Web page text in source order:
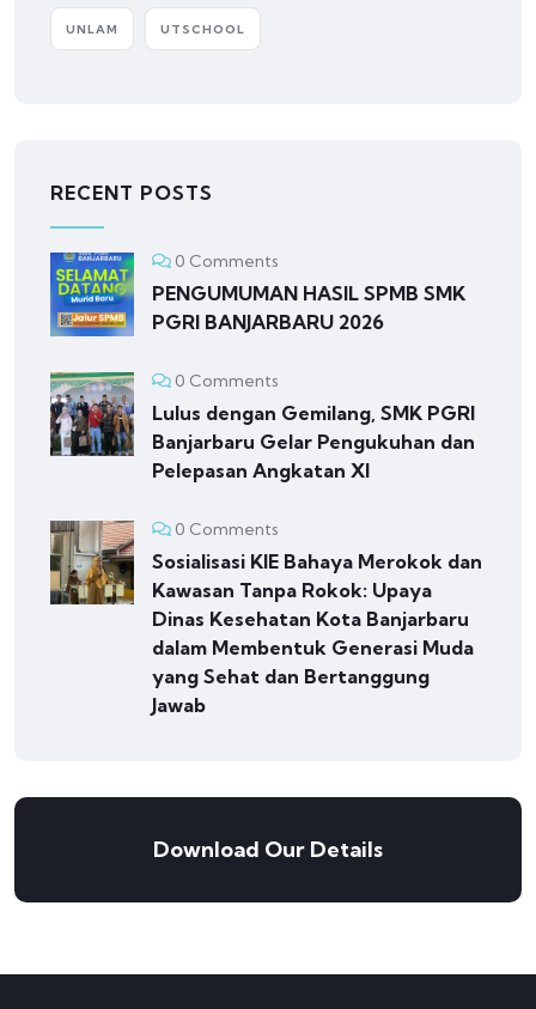
UNLAM UTSCHOOL
RECENT POSTS
0 Comments
PENGUMUMAN HASIL SPMB SMK
PGRI BANJARBARU 2026
0 Comments
Lulus dengan Gemilang, SMK PGRI
Banjarbaru Gelar Pengukuhan dan
Pelepasan Angkatan XI
0 Comments
Sosialisasi KIE Bahaya Merokok dan
Kawasan Tanpa Rokok: Upaya
Dinas Kesehatan Kota Banjarbaru
dalam Membentuk Generasi Muda
yang Sehat dan Bertanggung
Jawab
Download Our Details